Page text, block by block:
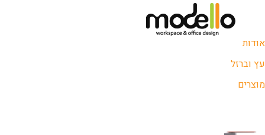
אודות
עץ וברזל
מוצרים